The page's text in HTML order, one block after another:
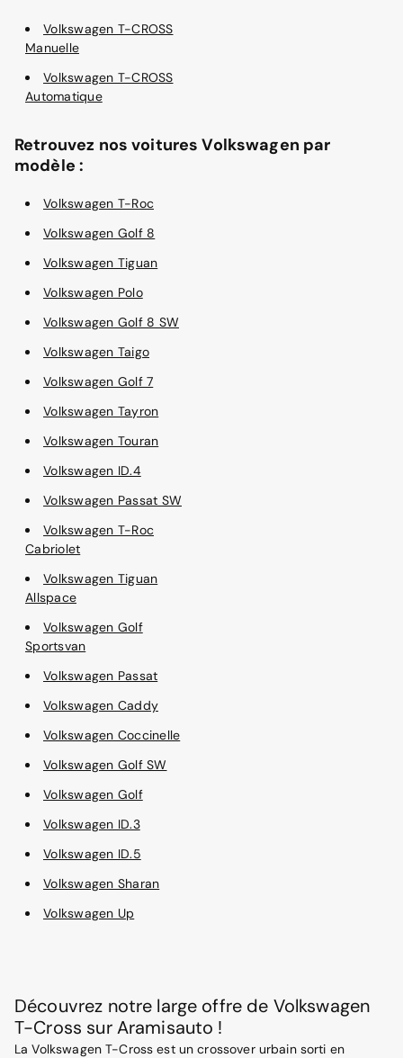
Volkswagen T-CROSS
Manuelle
Volkswagen T-CROSS
Automatique
Retrouvez nos voitures Volkswagen par
modèle :
Volkswagen T-Roc
Volkswagen Golf 8
Volkswagen Tiguan
Volkswagen Polo
Volkswagen Golf 8 SW
Volkswagen Taigo
Volkswagen Golf 7
Volkswagen Tayron
Volkswagen Touran
Volkswagen ID.4
Volkswagen Passat SW
Volkswagen T-Roc
Cabriolet
Volkswagen Tiguan
Allspace
Volkswagen Golf
Sportsvan
Volkswagen Passat
Volkswagen Caddy
Volkswagen Coccinelle
Volkswagen Golf SW
Volkswagen Golf
Volkswagen ID.3
Volkswagen ID.5
Volkswagen Sharan
Volkswagen Up
Découvrez notre large offre de Volkswagen
T-Cross sur Aramisauto !
La Volkswagen T-Cross est un crossover urbain sorti en